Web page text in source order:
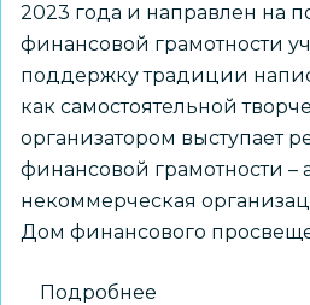
2023 года и направлен на
финансовой грамотности
поддержку традиции
как самостоятельной
организатором выступает
финансовой грамотности –
некоммерческая
Дом финансового
Подробнее